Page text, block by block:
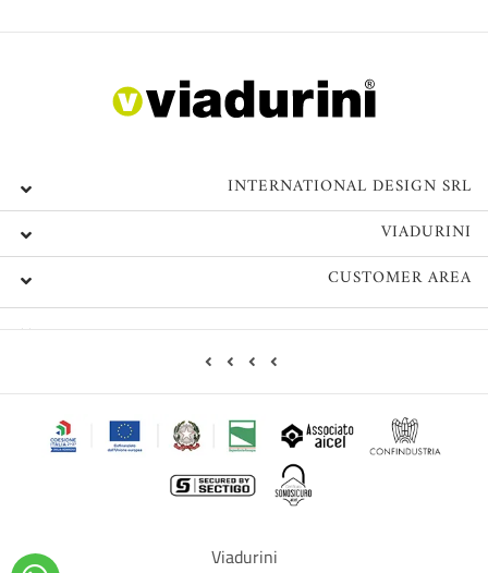
INTERNATIONAL DESIGN SRL
VIADURINI
CUSTOMER AREA
Viadurini